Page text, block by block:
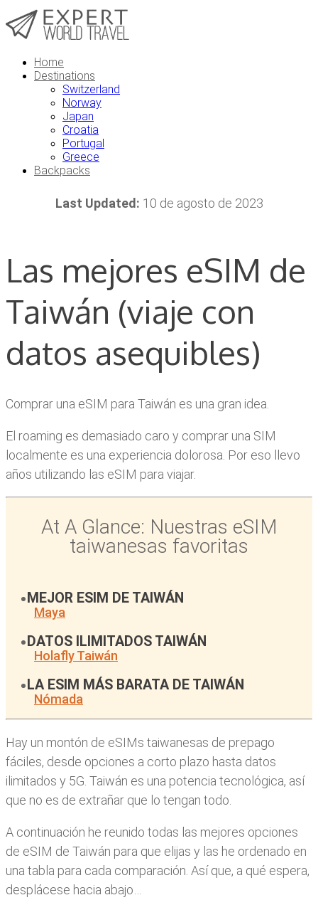
Home
Destinations
Switzerland
Norway
Japan
Croatia
Portugal
Greece
Backpacks
Last Updated: 10 de agosto de 2023
Las mejores eSIM de
Taiwán (viaje con
datos asequibles)
Comprar una eSIM para Taiwán es una gran idea.
El roaming es demasiado caro y comprar una SIM
localmente es una experiencia dolorosa. Por eso llevo
años utilizando las eSIM para viajar.
At A Glance: Nuestras eSIM
taiwanesas favoritas
MEJOR ESIM DE TAIWÁN
Maya
DATOS ILIMITADOS TAIWÁN
Holafly Taiwán
LA ESIM MÁS BARATA DE TAIWÁN
Nómada
Hay un montón de eSIMs taiwanesas de prepago
fáciles, desde opciones a corto plazo hasta datos
ilimitados y 5G. Taiwán es una potencia tecnológica, así
que no es de extrañar que lo tengan todo.
A continuación he reunido todas las mejores opciones
de eSIM de Taiwán para que elijas y las he ordenado en
una tabla para cada comparación. Así que, a qué espera,
desplácese hacia abajo…